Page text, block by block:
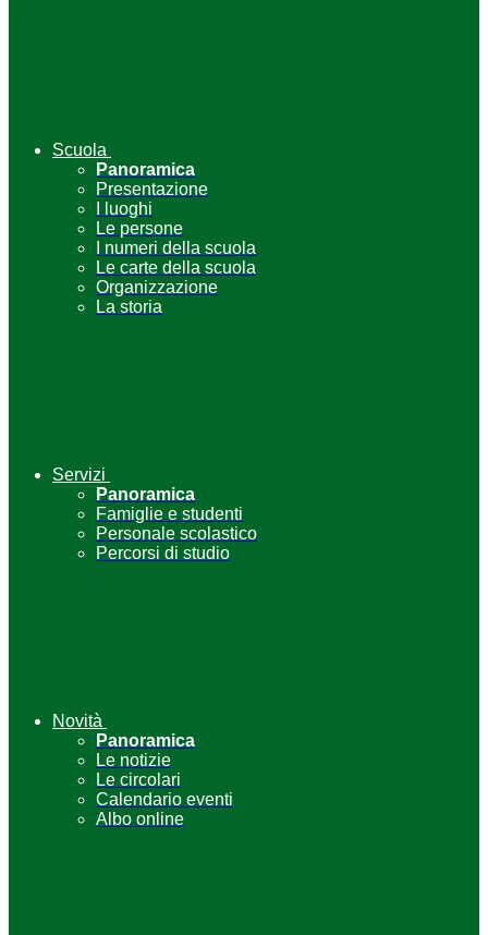
Scuola
Panoramica
Presentazione
I luoghi
Le persone
I numeri della scuola
Le carte della scuola
Organizzazione
La storia
Servizi
Panoramica
Famiglie e studenti
Personale scolastico
Percorsi di studio
Novità
Panoramica
Le notizie
Le circolari
Calendario eventi
Albo online